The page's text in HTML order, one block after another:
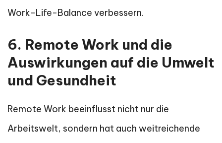
Work-Life-Balance verbessern.
6. Remote Work und die
Auswirkungen auf die Umwelt
und Gesundheit
Remote Work beeinflusst nicht nur die
Arbeitswelt, sondern hat auch weitreichende